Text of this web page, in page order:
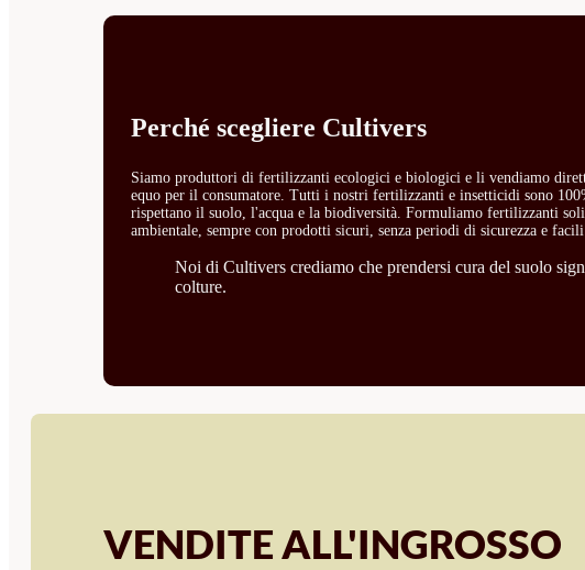
Perché scegliere Cultivers
Siamo produttori di fertilizzanti ecologici e biologici e li vendiamo
equo per il consumatore. Tutti i nostri fertilizzanti e insetticidi sono
rispettano il suolo, l'acqua e la biodiversità. Formuliamo fertilizzanti
ambientale, sempre con prodotti sicuri, senza periodi di sicurezza e
Noi di Cultivers crediamo che prendersi cura del suolo
colture.
VENDITE ALL'INGROSSO